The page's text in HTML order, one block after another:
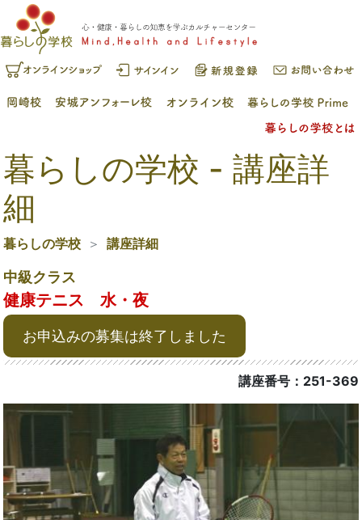
暮らしの学校 - 講座詳
細
暮らしの学校 講座詳細
中級クラス
健康テニス 水・夜
お申込みの募集は終了しました
講座番号：251-369